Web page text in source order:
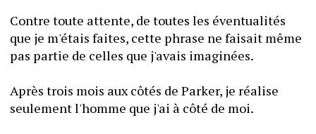
Contre toute attente, de toutes les éventualités
que je m'étais faites, cette phrase ne faisait même
pas partie de celles que j'avais imaginées.
Après trois mois aux côtés de Parker, je réalise
seulement l'homme que j'ai à côté de moi.